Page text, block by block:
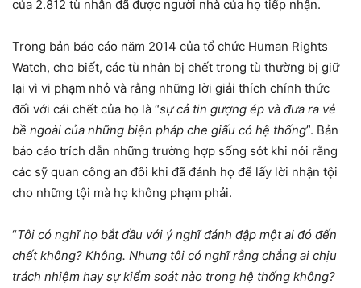
của 2.812 tù nhân đã được người nhà của họ tiếp nhận.
Trong bản báo cáo năm 2014 của tổ chức Human Rights
Watch, cho biết, các tù nhân bị chết trong tù thường bị giữ
lại vì vi phạm nhỏ và rằng những lời giải thích chính thức
đối với cái chết của họ là “sự cả tin gượng ép và đưa ra vẻ
bề ngoài của những biện pháp che giấu có hệ thống”. Bản
báo cáo trích dẫn những trường hợp sống sót khi nói rằng
các sỹ quan công an đôi khi đã đánh họ để lấy lời nhận tội
cho những tội mà họ không phạm phải.
“Tôi có nghĩ họ bắt đầu với ý nghĩ đánh đập một ai đó đến
chết không? Không. Nhưng tôi có nghĩ rằng chẳng ai chịu
trách nhiệm hay sự kiểm soát nào trong hệ thống không?